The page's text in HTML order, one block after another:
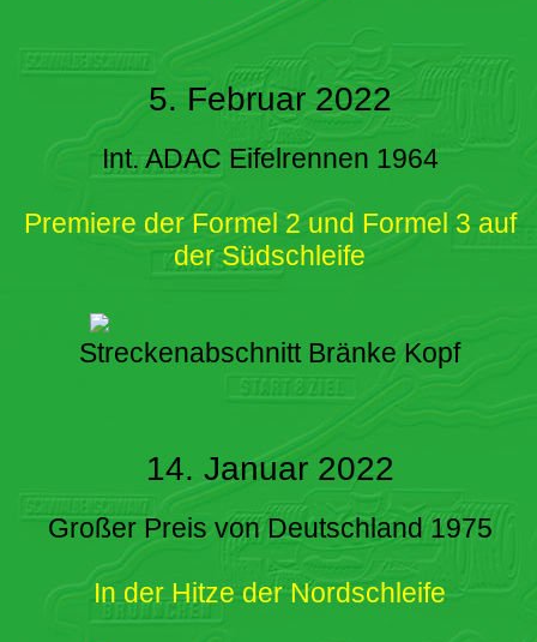
5. Februar 2022
Int. ADAC Eifelrennen 1964
Premiere der Formel 2 und Formel 3 auf
der Südschleife
Streckenabschnitt Bränke Kopf
14. Januar 2022
Großer Preis von Deutschland 1975
In der Hitze der Nordschleife